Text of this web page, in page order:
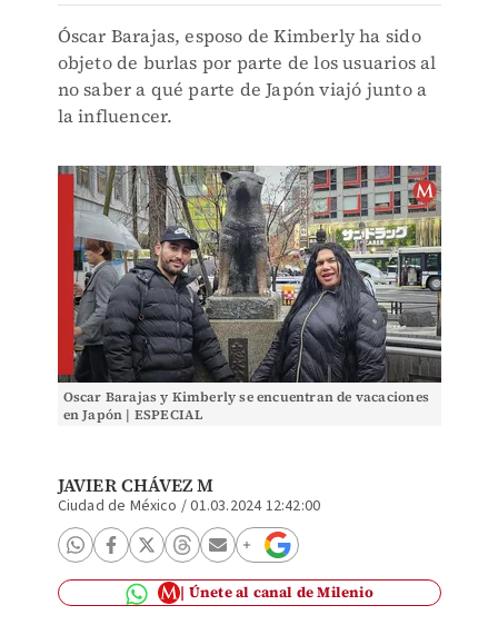
Óscar Barajas, esposo de Kimberly ha sido
objeto de burlas por parte de los usuarios al
no saber a qué parte de Japón viajó junto a
la influencer.
Oscar Barajas y Kimberly se encuentran de vacaciones
en Japón | ESPECIAL
JAVIER CHÁVEZ M
Ciudad de México /01.03.2024 12:42:00
Únete al canal de Milenio